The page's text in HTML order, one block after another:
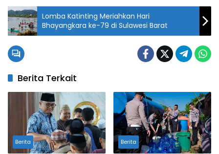
Lomba Katinting Meriahkan Hari
Berita Terkait
Berita Berita